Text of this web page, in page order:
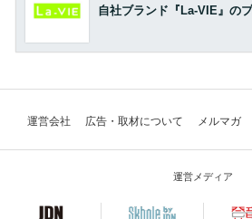
自社ブランド『La-VIE』の
運営会社 広告・取材について メルマガ
運営メディア